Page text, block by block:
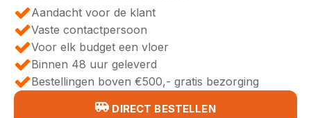
€43,95.
€38,95.
Aandacht voor de klant
Vaste contactpersoon
Voor elk budget een vloer
Binnen 48 uur geleverd
Bestellingen boven €500,- gratis bezorging
DIRECT BESTELLEN